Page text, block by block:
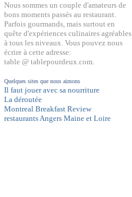
Nous sommes un couple d'amateurs de
bons moments passés au restaurant.
Parfois gourmands, mais surtout en
quête d'expériences culinaires agréables
à tous les niveaux. Vous pouvez nous
écrire à cette adresse:
table @ tablepourdeux.com.
Quelques sites que nous aimons
Il faut jouer avec sa nourriture
La déroutée
Montreal Breakfast Review
restaurants Angers Maine et Loire